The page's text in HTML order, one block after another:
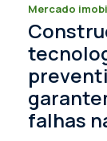
Mercado
falhas